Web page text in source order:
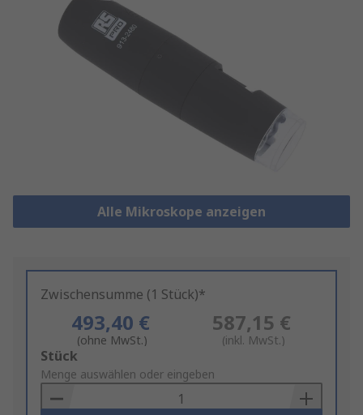
Alle Mikroskope anzeigen
Zwischensumme (1 Stück)*
493,40 €
(ohne MwSt.)
587,15 €
(inkl. MwSt.)
Add
to
Basket
Stück
Menge auswählen oder eingeben